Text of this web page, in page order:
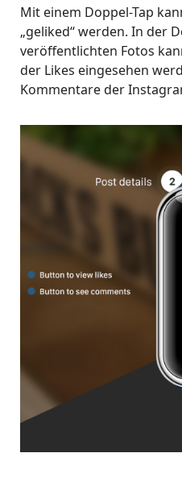
Mit einem Doppel-Tap
„geliked“ werden. In der
veröffentlichten Fotos
der Likes eingesehen
Kommentare der